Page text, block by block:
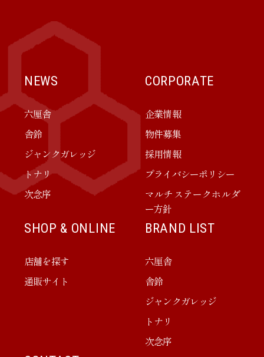
NEWS
六厘舎
舎鈴
ジャンクガレッジ
トナリ
次念序
CORPORATE
企業情報
物件募集
採用情報
プライバシーポリシー
マルチステークホルダ
ー方針
SHOP & ONLINE
店舗を探す
通販サイト
BRAND LIST
六厘舎
舎鈴
ジャンクガレッジ
トナリ
次念序